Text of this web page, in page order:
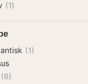
(1)
(1)
(6)